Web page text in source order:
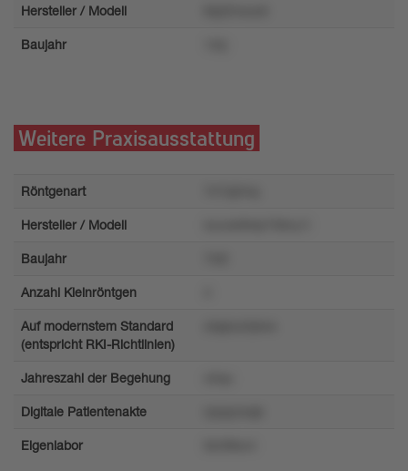
Hersteller / Modell
Baujahr
Weitere Praxisausstattung
Röntgenart
Hersteller / Modell
Baujahr
Anzahl Kleinröntgen
Auf modernstem Standard
(entspricht RKI-Richtlinien)
Jahreszahl der Begehung
Digitale Patientenakte
Eigenlabor